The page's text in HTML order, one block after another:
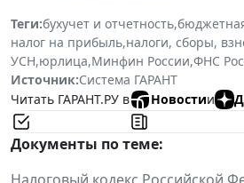
Теги:бухучет и отчетность,
налог на прибыль,налоги, сборы,
УСН,юрлица,Минфин России,ФНС
Источник:Система ГАРАНТ
Читать ГАРАНТ.РУ в
Новостии
Документы по теме: